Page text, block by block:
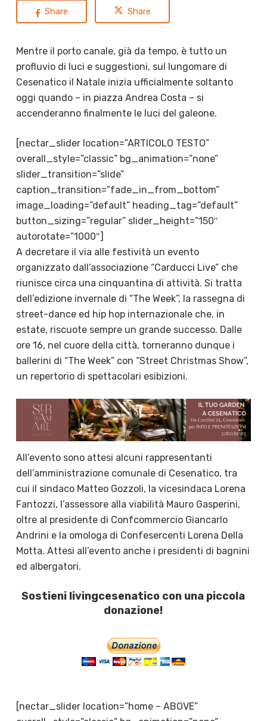
Share Share
Mentre il porto canale, già da tempo, è tutto un
profluvio di luci e suggestioni, sul lungomare di
Cesenatico il Natale inizia ufficialmente soltanto
oggi quando – in piazza Andrea Costa – si
accenderanno finalmente le luci del galeone.
[nectar_slider location=”ARTICOLO TESTO”
overall_style=”classic” bg_animation=”none”
slider_transition=”slide”
caption_transition=”fade_in_from_bottom”
image_loading=”default” heading_tag=”default”
button_sizing=”regular” slider_height=”150″
autorotate=”1000″]
A decretare il via alle festività un evento
organizzato dall’associazione “Carducci Live” che
riunisce circa una cinquantina di attività. Si tratta
dell’edizione invernale di “The Week”, la rassegna di
street-dance ed hip hop internazionale che, in
estate, riscuote sempre un grande successo. Dalle
ore 16, nel cuore della città, torneranno dunque i
ballerini di “The Week” con “Street Christmas Show”,
un repertorio di spettacolari esibizioni.
All’evento sono attesi alcuni rappresentanti
dell’amministrazione comunale di Cesenatico, tra
cui il sindaco Matteo Gozzoli, la vicesindaca Lorena
Fantozzi, l’assessore alla viabilità Mauro Gasperini,
oltre al presidente di Confcommercio Giancarlo
Andrini e la omologa di Confesercenti Lorena Della
Motta. Attesi all’evento anche i presidenti di bagnini
ed albergatori.
Sostieni livingcesenatico con una piccola
donazione!
[nectar_slider location=”home – ABOVE”